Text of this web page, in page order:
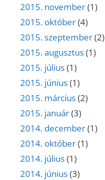
2015. november(1)
2015. október(4)
2015. szeptember(2)
2015. augusztus(1)
2015. július(1)
2015. június(1)
2015. március(2)
2015. január(3)
2014. december(1)
2014. október(1)
2014. július(1)
2014. június(3)